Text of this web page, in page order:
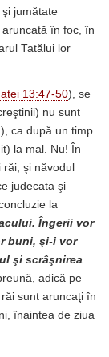
jumătate
în foc, în
Tatălui lor
13:47-50), se
nu sunt
ca după un timp
la mal. Nu! În
şi năvodul
judecata şi
la
Îngerii vor
buni, şi-i vor
şi scrâşnirea
adică pe
sunt aruncaţi în
înaintea de ziua